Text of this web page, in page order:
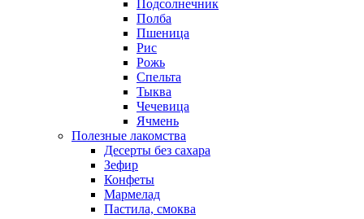
Подсолнечник
Полба
Пшеница
Рис
Рожь
Спельта
Тыква
Чечевица
Ячмень
Полезные лакомства
Десерты без сахара
Зефир
Конфеты
Мармелад
Пастила, смоква